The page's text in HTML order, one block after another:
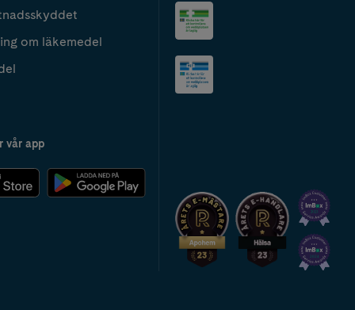
om läkemedel
vår app
2024